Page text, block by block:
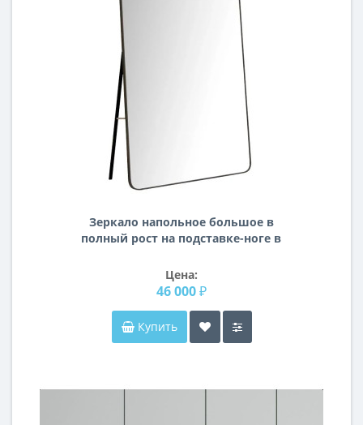
Зеркало напольное большое в
полный рост на подставке-ноге в
углами MM020
Цена:
46 000 ₽
Купить